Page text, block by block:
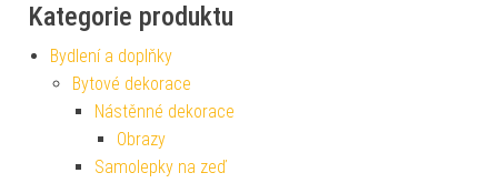
Kategorie produktu
Bydlení a doplňky
Bytové dekorace
Nástěnné dekorace
Obrazy
Samolepky na zeď